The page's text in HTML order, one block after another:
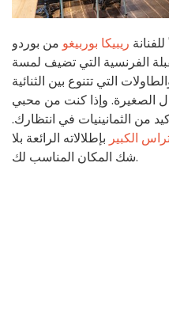
ريبيكا بوربيغو من بوردو
الفرنسية التي تضيف لمسة
التي تتنوع بين الثنائية
الصغيرة. وإذا كنت من محبي
من الثمانينيات في انتظارك.
الكبير بإطلالاته الرائعة بلا
شك المكان المناسب لك.